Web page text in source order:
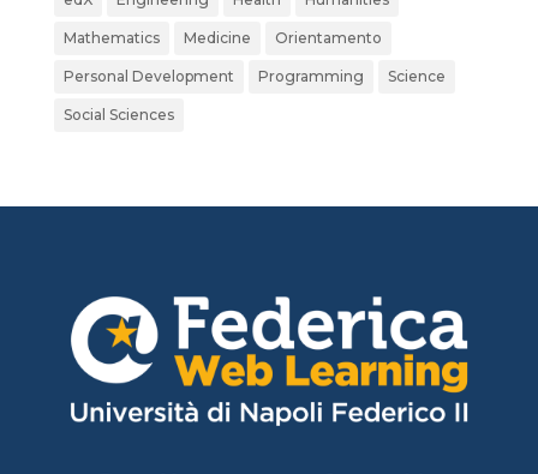
Mathematics Medicine Orientamento
Personal Development Programming Science
Social Sciences